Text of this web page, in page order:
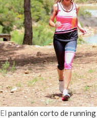
El pantalón corto de running